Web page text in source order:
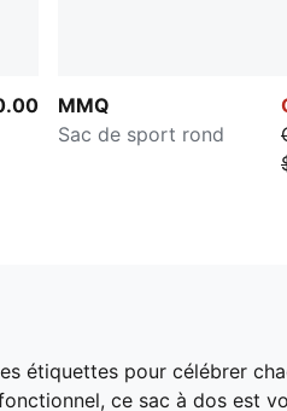
MMQ
Sac de sport rond
étiquettes pour célébrer
ce sac à dos est